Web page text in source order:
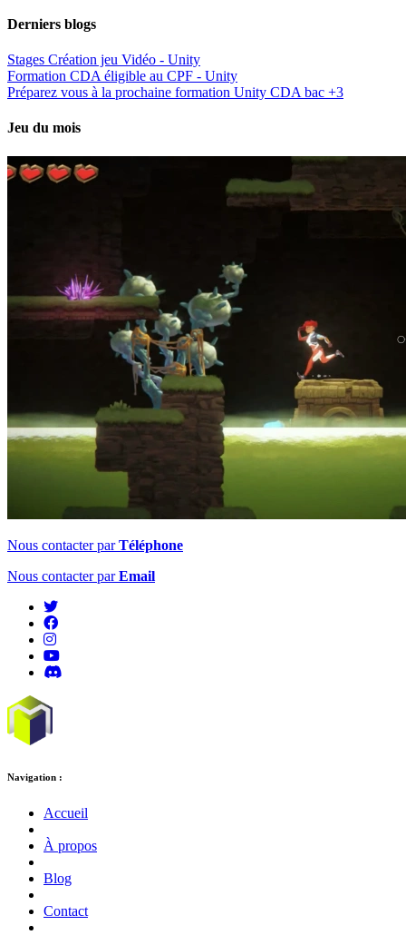
Derniers blogs
Stages Création jeu Vidéo - Unity
Formation CDA éligible au CPF - Unity
Préparez vous à la prochaine formation Unity CDA bac +3
Jeu du mois
Nous contacter parTéléphone
Nous contacter parEmail
Navigation :
Accueil
À propos
Blog
Contact